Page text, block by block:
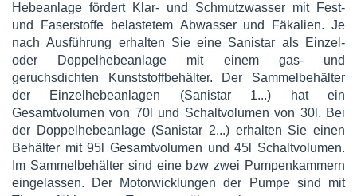
Hebeanlage fördert Klar- und Schmutzwasser mit Fest-
und Faserstoffe belastetem Abwasser und Fäkalien. Je
nach Ausführung erhalten Sie eine Sanistar als Einzel-
oder Doppelhebeanlage mit einem gas- und
geruchsdichten Kunststoffbehälter. Der Sammelbehälter
der Einzelhebeanlagen (Sanistar 1...) hat ein
Gesamtvolumen von 70l und Schaltvolumen von 30l. Bei
der Doppelhebeanlage (Sanistar 2...) erhalten Sie einen
Behälter mit 95l Gesamtvolumen und 45l Schaltvolumen.
Im Sammelbehälter sind eine bzw zwei Pumpenkammern
eingelassen. Der Motorwicklungen der Pumpe sind mit